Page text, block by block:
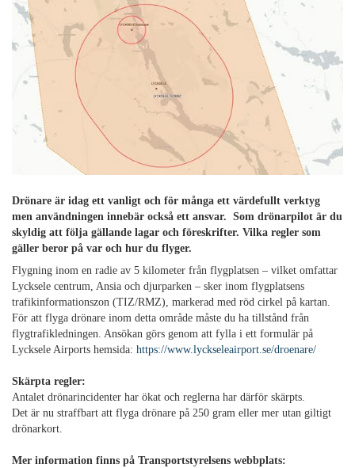
Drönare är idag ett vanligt och för många ett värdefullt verktyg
men användningen innebär också ett ansvar. Som drönarpilot är du
skyldig att följa gällande lagar och föreskrifter. Vilka regler som
gäller beror på var och hur du flyger.
Flygning inom en radie av 5 kilometer från flygplatsen – vilket omfattar
Lycksele centrum, Ansia och djurparken – sker inom flygplatsens
trafikinformationszon (TIZ/RMZ), markerad med röd cirkel på kartan.
För att flyga drönare inom detta område måste du ha tillstånd från
flygtrafikledningen. Ansökan görs genom att fylla i ett formulär på
Lycksele Airports hemsida: https://www.lyckseleairport.se/droenare/
Skärpta regler:
Antalet drönarincidenter har ökat och reglerna har därför skärpts.
Det är nu straffbart att flyga drönare på 250 gram eller mer utan giltigt
drönarkort.
Mer information finns på Transportstyrelsens webbplats: